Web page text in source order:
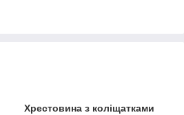
Хрестовина з коліщатками